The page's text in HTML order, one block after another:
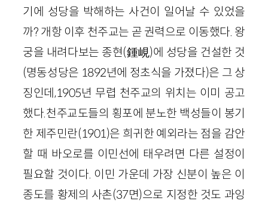
기에 성당을 박해하는 사건이 일어날 수 있었을
까? 개항 이후 천주교는 곧 권력으로 이동했다. 왕
궁을 내려다보는 종현(鍾峴)에 성당을 건설한 것
(명동성당은 1892년에 정초식을 가졌다)은 그 상
징인데,1905년 무렵 천주교의 위치는 이미 공고
했다.천주교도들의 횡포에 분노한 백성들이 봉기
한 제주민란(1901)은 희귀한 예외라는 점을 감안
할 때 바오로를 이민선에 태우려면 다른 설정이
필요할 것이다. 이민 가운데 가장 신분이 높은 이
종도를 황제의 사촌(37면)으로 지정한 것도 과잉